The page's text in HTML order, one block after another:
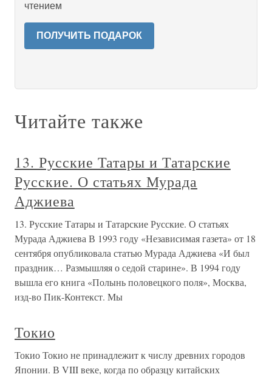
чтением
ПОЛУЧИТЬ ПОДАРОК
Читайте также
13. Русские Татары и Татарские
Русские. О статьях Мурада
Аджиева
13. Русские Татары и Татарские Русские. О статьях
Мурада Аджиева В 1993 году «Независимая газета» от 18
сентября опубликовала статью Мурада Аджиева «И был
праздник… Размышляя о седой старине». В 1994 году
вышла его книга «Полынь половецкого поля», Москва,
изд-во Пик-Контекст. Мы
Токио
Токио Токио не принадлежит к числу древних городов
Японии. В VIII веке, когда по образцу китайских